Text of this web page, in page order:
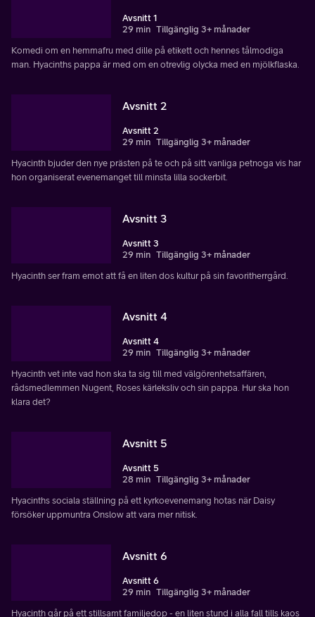
Avsnitt 1
29 min Tillgänglig 3+ månader
Komedi om en hemmafru med dille på etikett och hennes tålmodiga
man. Hyacinths pappa är med om en otrevlig olycka med en mjölkflaska.
Avsnitt 2
Avsnitt 2
29 min Tillgänglig 3+ månader
Hyacinth bjuder den nye prästen på te och på sitt vanliga petnoga vis har
hon organiserat evenemanget till minsta lilla sockerbit.
Avsnitt 3
Avsnitt 3
29 min Tillgänglig 3+ månader
Hyacinth ser fram emot att få en liten dos kultur på sin favoritherrgård.
Avsnitt 4
Avsnitt 4
29 min Tillgänglig 3+ månader
Hyacinth vet inte vad hon ska ta sig till med välgörenhetsaffären,
rådsmedlemmen Nugent, Roses kärleksliv och sin pappa. Hur ska hon
klara det?
Avsnitt 5
Avsnitt 5
28 min Tillgänglig 3+ månader
Hyacinths sociala ställning på ett kyrkoevenemang hotas när Daisy
försöker uppmuntra Onslow att vara mer nitisk.
Avsnitt 6
Avsnitt 6
29 min Tillgänglig 3+ månader
Hyacinth går på ett stillsamt familjedop - en liten stund i alla fall tills kaos